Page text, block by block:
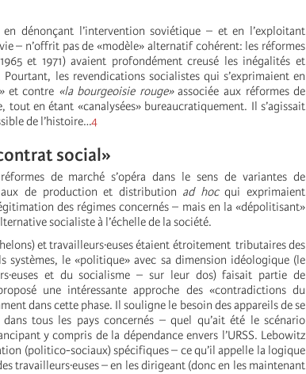
dénonçant l’intervention soviétique – et en l’exploitant
– n’offrit pas de «modèle» alternatif cohérent: les réformes
et 1971) avaient profondément creusé les inégalités et
les revendications socialistes qui s’exprimaient en
et contre «la bourgeoisie rouge»associée aux réformes de
en étant «canalysées» bureaucratiquement. Il s’agissait
de l’histoire…4
social»
de marché s’opéra dans le sens de variantes de
de production et distribution ad hocqui exprimaient
des régimes concernés – mais en la «dépolitisant»
socialiste à l’échelle de la société.
et travailleurs·euses étaient étroitement tributaires des
systèmes, le «politique» avec sa dimension idéologique (le
et du socialisme – sur leur dos) faisait partie de
une intéressante approche des «contradictions du
dans cette phase. Il souligne le besoin des appareils de se
tous les pays concernés – quel qu’ait été le scénario
y compris de la dépendance envers l’URSS. Lebowitz
(politico-sociaux) spécifiques – ce qu’il appelle la logique
travailleurs·euses – en les dirigeant (donc en les maintenant